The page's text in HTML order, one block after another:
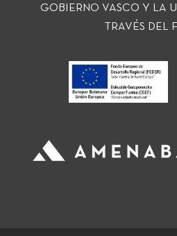
GOBIERNO VASCO Y LA
TRAVÉS DEL